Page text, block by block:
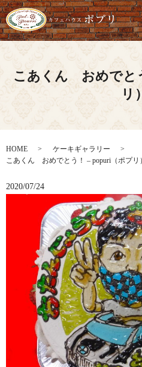
こあくん おめでと
リ）
HOME
ケーキギャラリー
こあくん おめでとう！ – popuri（ポプリ）
2020/07/24